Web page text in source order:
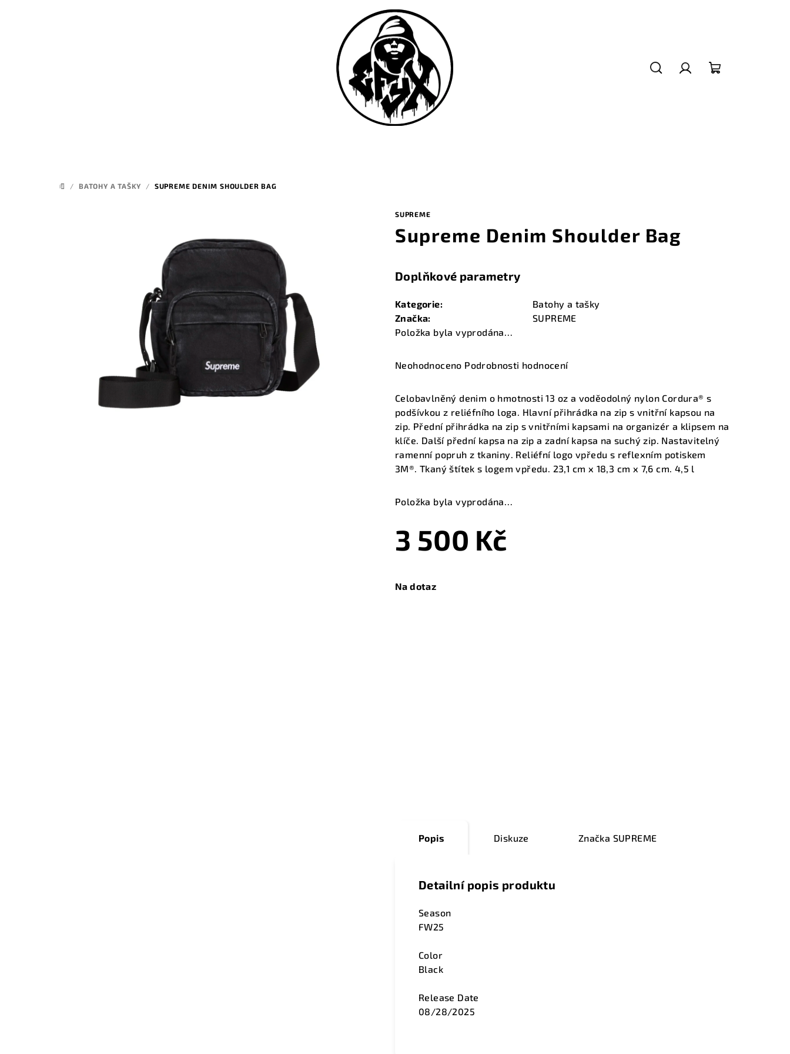
DOMŮ
/ BATOHY A TAŠKY / SUPREME DENIM SHOULDER BAG
SUPREME
Supreme Denim Shoulder Bag
Doplňkové parametry
Kategorie:
Batohy a tašky
Značka:
SUPREME
Položka byla vyprodána…
Průměrné
produktu
0,0
z
hvězdiček.
Neohodnoceno Podrobnosti hodnocení
Celobavlněný denim o hmotnosti 13 oz a voděodolný nylon Cordura® s
podšívkou z reliéfního loga. Hlavní přihrádka na zip s vnitřní kapsou na
zip. Přední přihrádka na zip s vnitřními kapsami na organizér a klipsem na
klíče. Další přední kapsa na zip a zadní kapsa na suchý zip. Nastavitelný
ramenní popruh z tkaniny. Reliéfní logo vpředu s reflexním potiskem
3M®. Tkaný štítek s logem vpředu. 23,1 cm x 18,3 cm x 7,6 cm. 4,5 l
Položka byla vyprodána…
3 500 Kč
cena:
Na dotaz
Popis Diskuze Značka SUPREME
Detailní popis produktu
Season
FW25
Color
Black
Release Date
08/28/2025